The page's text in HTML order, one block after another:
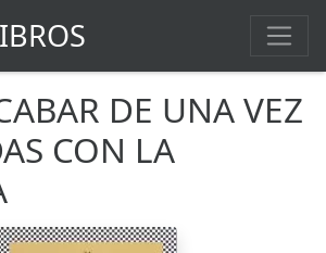
DE UNA VEZ
CON LA